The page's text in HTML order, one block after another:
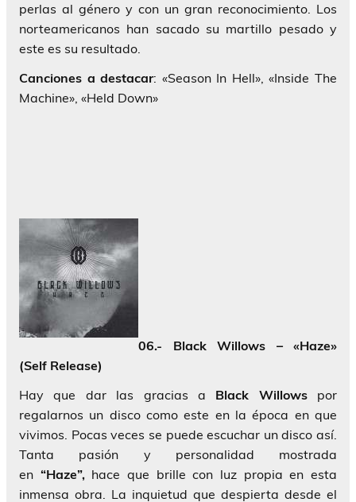
perlas al género y con un gran reconocimiento. Los
norteamericanos han sacado su martillo pesado y
este es su resultado.
Canciones a destacar: «Season In Hell», «Inside The
Machine», «Held Down»
06.- Black Willows – «Haze»
(Self Release)
Hay que dar las gracias a Black Willowspor
regalarnos un disco como este en la época en que
vivimos. Pocas veces se puede escuchar un disco así.
Tanta pasión y personalidad mostrada
en “Haze”,hace que brille con luz propia en esta
inmensa obra. La inquietud que despierta desde el